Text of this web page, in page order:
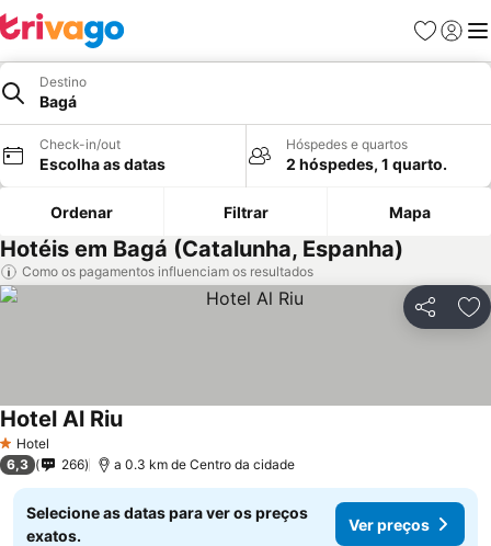
Favoritos
Iniciar
Destino
Bagá
Check-in/out
Escolha as datas
Hóspedes e quartos
2 hóspedes, 1 quarto.
Ordenar Filtrar Mapa
Hotéis em Bagá (Catalunha, Espanha)
Como os pagamentos influenciam os resultados
Partilhar
1 Estrelas
Hotel
Hotel Al RiuVer preços
6,3 266 a 0.3 km de Centro da cidade
Selecione as datas para ver os preços
exatos.
Ver preços